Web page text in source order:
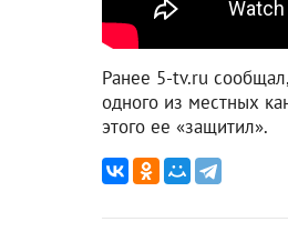
Ранее 5-tv.ru
одного из местных
этого ее «защитил».